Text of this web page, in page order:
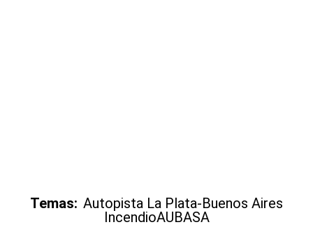
Temas: Autopista La Plata-Buenos Aires
IncendioAUBASA